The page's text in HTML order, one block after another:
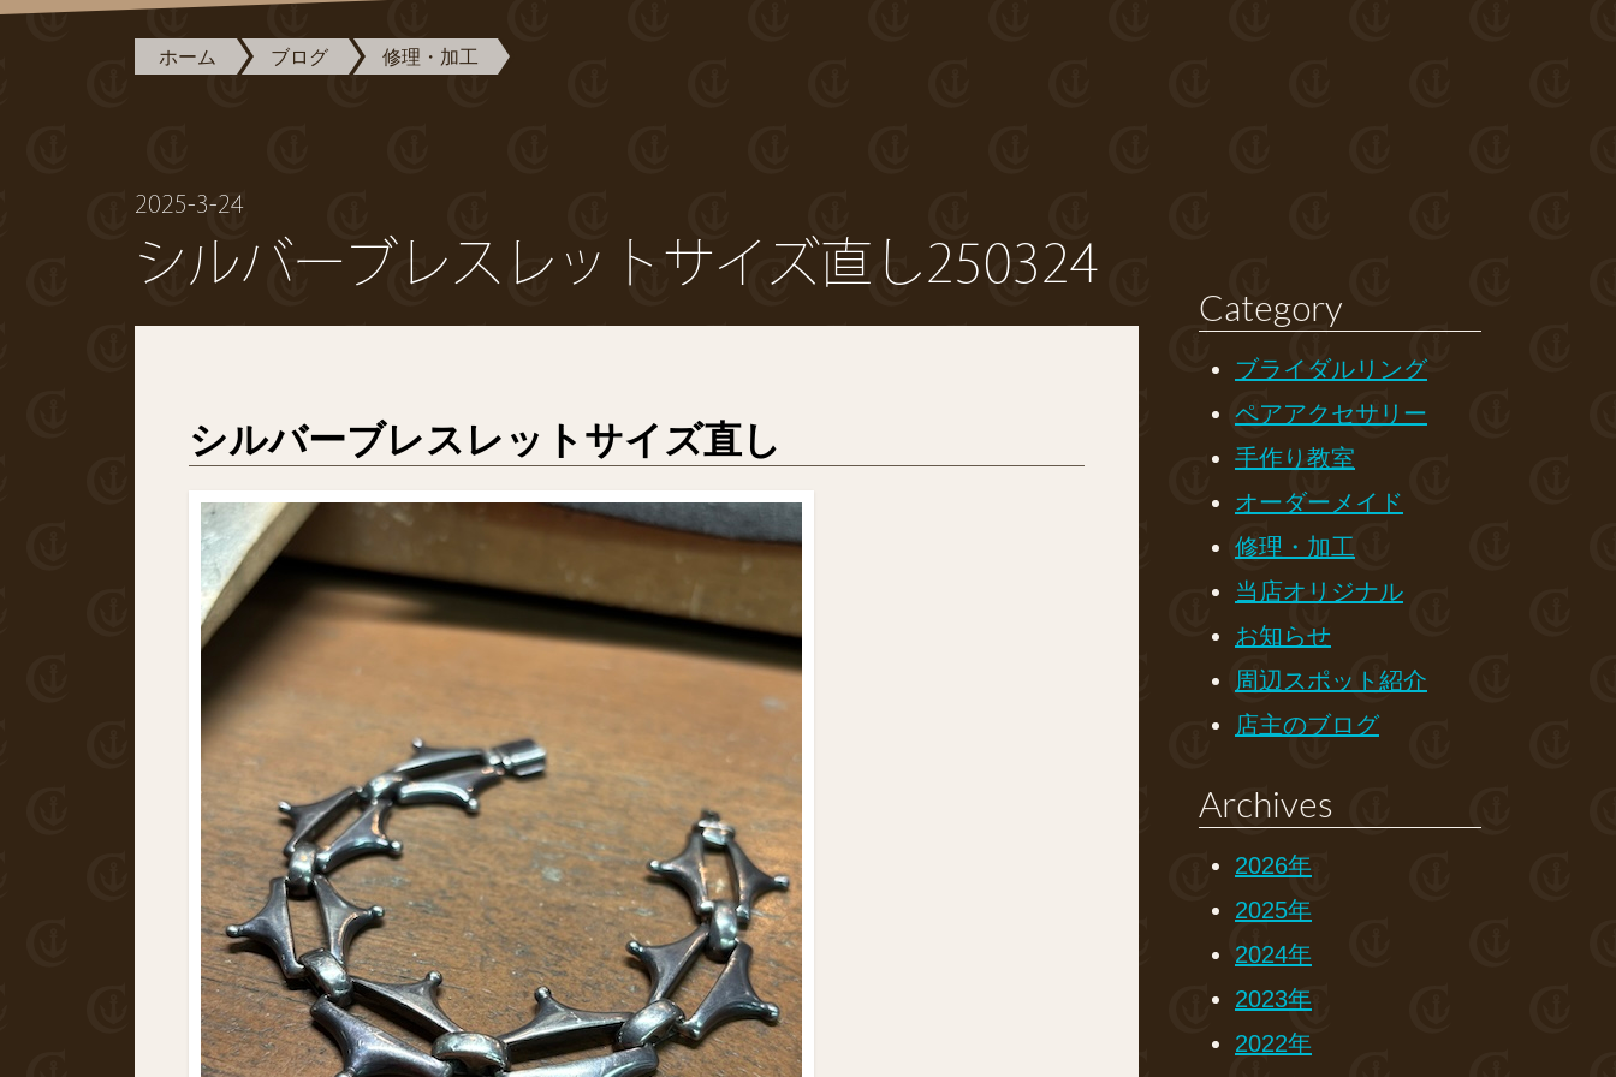
ホーム ブログ 修理・加工
2025-3-24
シルバーブレスレットサイズ直し250324
シルバーブレスレットサイズ直し
Category
ブライダルリング
ペアアクセサリー
手作り教室
オーダーメイド
修理・加工
当店オリジナル
お知らせ
周辺スポット紹介
店主のブログ
Archives
2026年
2025年
2024年
2023年
2022年